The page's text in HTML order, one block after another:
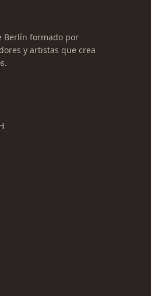
Berlín formado por
y artistas que crea